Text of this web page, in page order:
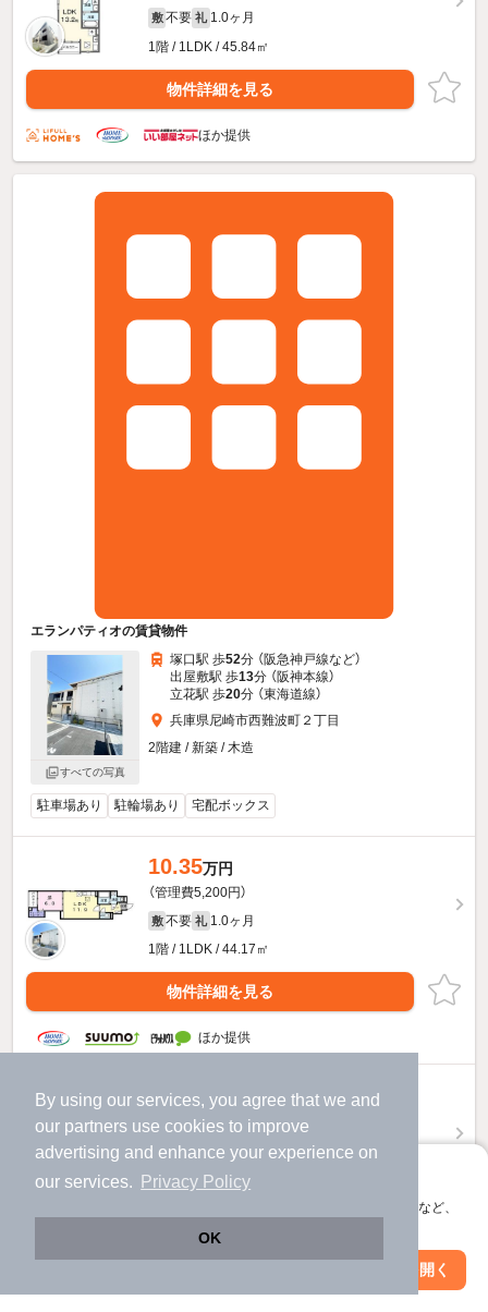
By using our services, you agree that we and
our partners use cookies to improve
advertising and enhance your experience on
our services.
Privacy Policy
OK
アプリに切り替えて、サクサクお部屋探し
会員登録なしですぐ使える。マップ検索やお気に入り保存など、
アプリを開く
敷 不要 礼 1.0ヶ月
1階 / 1LDK / 45.84㎡
物件詳細を見る
ほか提供
エランパティオの賃貸物件
すべての写真
塚口駅 歩52分 （阪急神戸線など）
出屋敷駅 歩13分 （阪神本線）
立花駅 歩20分 （東海道線）
兵庫県尼崎市西難波町２丁目
2階建 / 新築 / 木造
駐車場あり 駐輪場あり 宅配ボックス
10.35万円
（管理費5,200円）
敷 不要 礼 1.0ヶ月
1階 / 1LDK / 44.17㎡
物件詳細を見る
ほか提供
10.05 万円
（管理費5,200円）
敷 不要 礼 1.0ヶ月
1階 / 1LDK / 41.81㎡
物件詳細を見る
絞り込み条件を変更